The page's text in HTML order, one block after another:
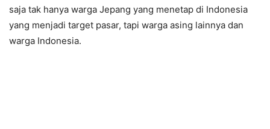
saja tak hanya warga Jepang yang menetap di Indonesia
yang menjadi target pasar, tapi warga asing lainnya dan
warga Indonesia.